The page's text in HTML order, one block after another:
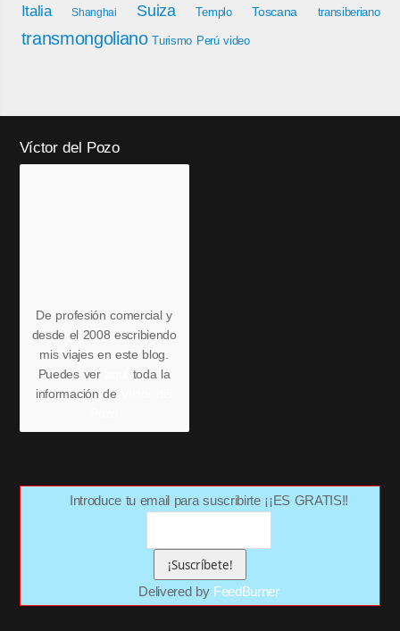
Italia
Shanghai Suiza Templo Toscana transiberiano
transmongoliano Turismo Perú video
Víctor del Pozo
De profesión comercial y
desde el 2008 escribiendo
mis viajes en este blog.
Puedes ver
toda la
información de
Introduce tu email para suscribirte ¡¡ES GRATIS!!
Delivered by FeedBurner